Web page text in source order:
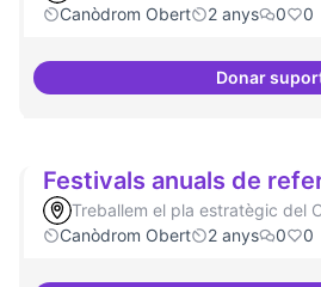
Canòdrom Obert
2 anys 0 0
Donar
Festivals anuals de
Treballem el pla estratègic del
Canòdrom Obert
2 anys 0 0